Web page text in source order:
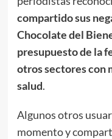
compartido sus
Chocolate del
presupuesto de la
otros sectores con
salud.
Algunos otros
momento y